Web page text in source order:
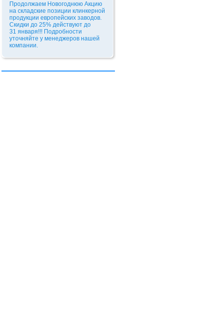
Продолжаем Новогоднюю Акцию
на складские позиции клинкерной
продукции европейских заводов.
Скидки до 25% действуют до
31 января!!! Подробности
уточняйте у менеджеров нашей
компании.